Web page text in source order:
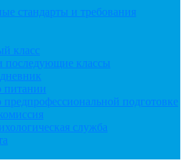
стандарты и требования
класс
последующие классы
подготовке
служба